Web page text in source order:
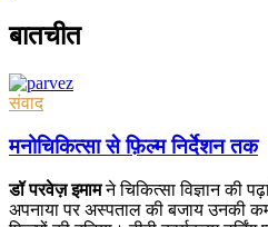
बातचीत
संवाद
मनोचिकित्सा से फ़िल्म निर्देशन तक
डॉ परवेज़ इमामने चिकित्सा विज्ञान की
अपनाया पर अस्पताल की बजाय उनकी